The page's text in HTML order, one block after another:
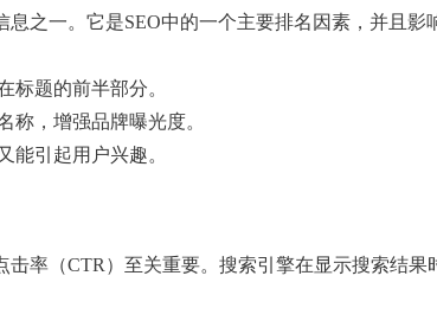
之一。它是SEO中的一个主要排名因素，并且影
标题的前半部分。
称，增强品牌曝光度。
能引起用户兴趣。
率（CTR）至关重要。搜索引擎在显示搜索结果